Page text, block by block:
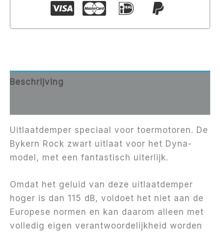
Beschrijving
Uitlaatdemper speciaal voor toermotoren. De
Bykern Rock zwart uitlaat voor het Dyna-
model, met een fantastisch uiterlijk.
Omdat het geluid van deze uitlaatdemper
hoger is dan 115 dB, voldoet het niet aan de
Europese normen en kan daarom alleen met
volledig eigen verantwoordelijkheid worden